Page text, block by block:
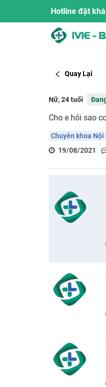
Hotline đặt
Quay Lại
Nữ, 24 tuổi
Cho e hỏi sao
Chuyên khoa Nội
19/08/2021